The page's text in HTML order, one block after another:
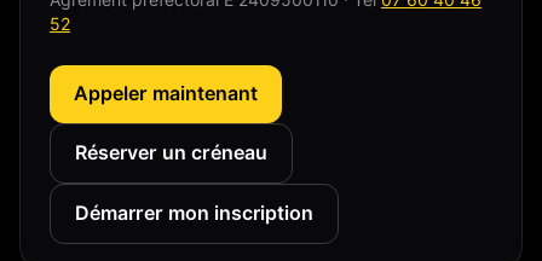
52
Appeler maintenant
Réserver un créneau
Démarrer mon inscription